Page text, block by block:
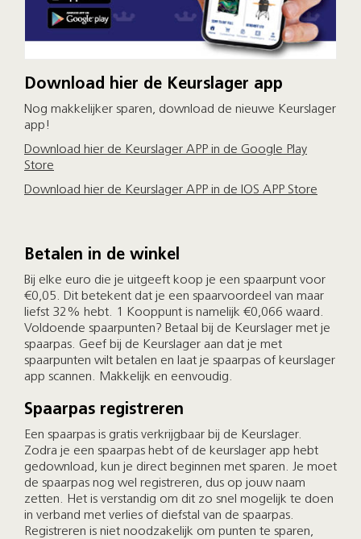
Download hier de Keurslager app
Nog makkelijker sparen, download de nieuwe Keurslager
app!
Download hier de Keurslager APP in de Google Play
Store
Download hier de Keurslager APP in de IOS APP Store
Betalen in de winkel
Bij elke euro die je uitgeeft koop je een spaarpunt voor
€0,05. Dit betekent dat je een spaarvoordeel van maar
liefst 32% hebt. 1 Kooppunt is namelijk €0,066 waard.
Voldoende spaarpunten? Betaal bij de Keurslager met je
spaarpas. Geef bij de Keurslager aan dat je met
spaarpunten wilt betalen en laat je spaarpas of keurslager
app scannen. Makkelijk en eenvoudig.
Spaarpas registreren
Een spaarpas is gratis verkrijgbaar bij de Keurslager.
Zodra je een spaarpas hebt of de keurslager app hebt
gedownload, kun je direct beginnen met sparen. Je moet
de spaarpas nog wel registreren, dus op jouw naam
zetten. Het is verstandig om dit zo snel mogelijk te doen
in verband met verlies of diefstal van de spaarpas.
Registreren is niet noodzakelijk om punten te sparen,